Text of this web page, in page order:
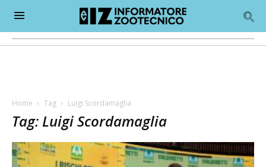
Home Tag Luigi Scordamaglia
Tag: Luigi Scordamaglia